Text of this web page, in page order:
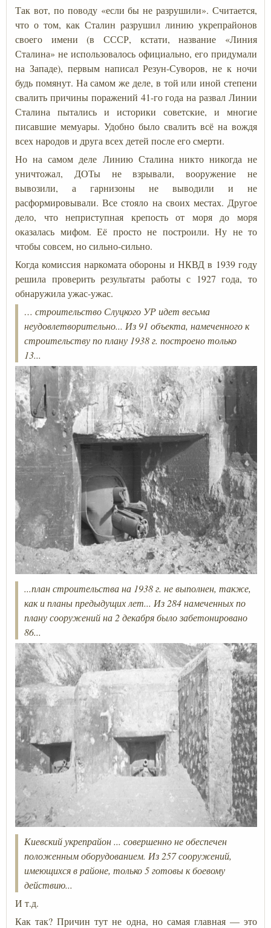
Так вот, по поводу «если бы не разрушили». Считается,
что о том, как Сталин разрушил линию укрепрайонов
своего имени (в СССР, кстати, название «Линия
Сталина» не использовалось официально, его придумали
на Западе), первым написал Резун-Суворов, не к ночи
будь помянут. На самом же деле, в той или иной степени
свалить причины поражений 41-го года на развал Линии
Сталина пытались и историки советские, и многие
писавшие мемуары. Удобно было свалить всё на вождя
всех народов и друга всех детей после его смерти.
Но на самом деле Линию Сталина никто никогда не
уничтожал, ДОТы не взрывали, вооружение не
вывозили, а гарнизоны не выводили и не
расформировывали. Все стояло на своих местах. Другое
дело, что неприступная крепость от моря до моря
оказалась мифом. Её просто не построили. Ну не то
чтобы совсем, но сильно-сильно.
Когда комиссия наркомата обороны и НКВД в 1939 году
решила проверить результаты работы с 1927 года, то
обнаружила ужас-ужас.
… строительство Слуцкого УР идет весьма
неудовлетворительно... Из 91 объекта, намеченного к
строительству по плану 1938 г. построено только
13...
...план строительства на 1938 г. не выполнен, также,
как и планы предыдущих лет... Из 284 намеченных по
плану сооружений на 2 декабря было забетонировано
86...
Киевский укрепрайон ... совершенно не обеспечен
положенным оборудованием. Из 257 сооружений,
имеющихся в районе, только 5 готовы к боевому
действию...
И т.д.
Как так? Причин тут не одна, но самая главная — это